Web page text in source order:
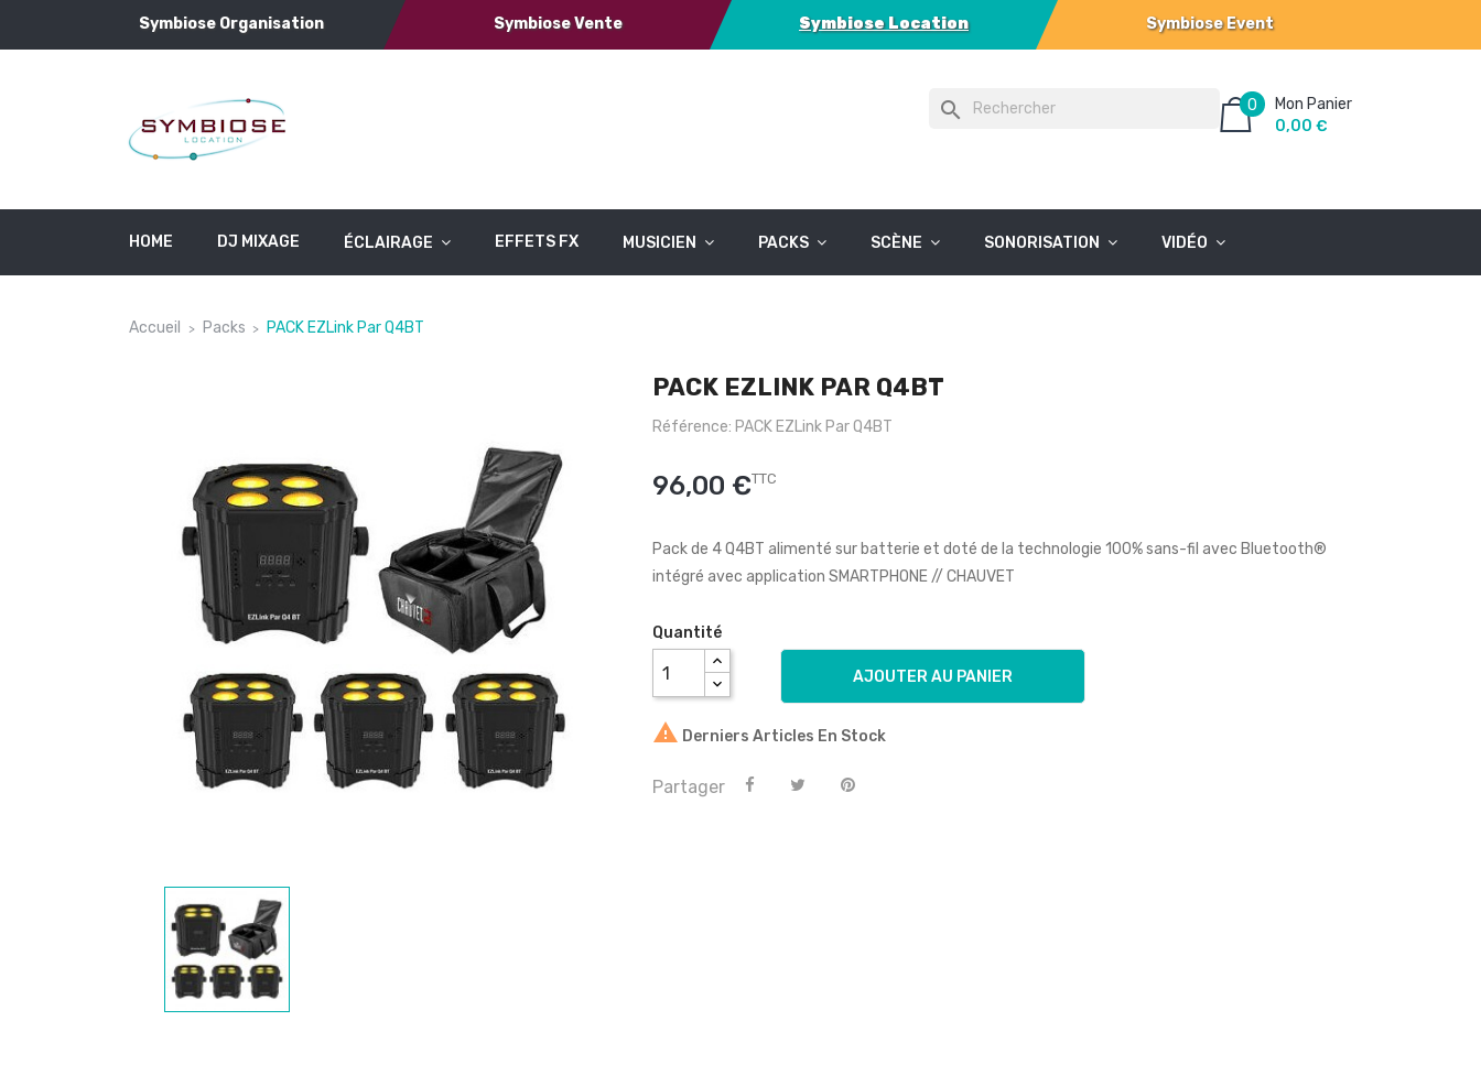
Symbiose Organisation Symbiose Vente Symbiose Location Symbiose Event
Mon Panier
0
0,00 €
search
HOME DJ MIXAGE ÉCLAIRAGE EFFETS FX MUSICIEN PACKS SCÈNE SONORISATION VIDÉO
Accueil Packs PACK EZLink Par Q4BT
PACK EZLINK PAR Q4BT
Référence: PACK EZLink Par Q4BT
96,00 €TTC
Pack de 4 Q4BT alimenté sur batterie et doté de la technologie 100% sans-fil avec Bluetooth®
intégré avec application SMARTPHONE // CHAUVET
Quantité
AJOUTER AU PANIER
 Derniers Articles En Stock
Partager